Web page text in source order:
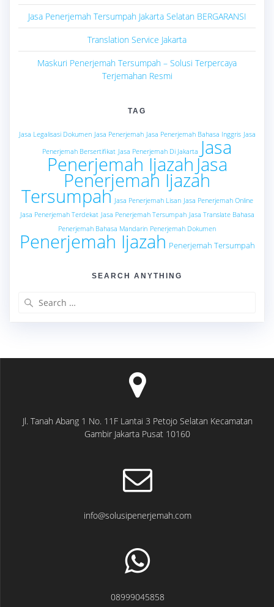
Jasa Penerjemah Tersumpah Jakarta Selatan BERGARANSI
Translation Service Jakarta
Maskuri Penerjemah Tersumpah – Solusi Terpercaya
Terjemahan Resmi
TAG
Jasa Legalisasi Dokumen Jasa Penerjemah Jasa Penerjemah Bahasa Inggris Jasa
Penerjemah Bersertifikat Jasa Penerjemah Di Jakarta Jasa
Penerjemah Ijazah Jasa
Penerjemah Ijazah
Tersumpah Jasa Penerjemah Lisan Jasa Penerjemah Online
Jasa Penerjemah Terdekat Jasa Penerjemah Tersumpah Jasa Translate Bahasa
Penerjemah Bahasa Mandarin Penerjemah Dokumen
Penerjemah Ijazah Penerjemah Tersumpah
SEARCH ANYTHING
Jl. Tanah Abang 1 No. 11F Lantai 3 Petojo Selatan Kecamatan
Gambir Jakarta Pusat 10160
info@solusipenerjemah.com
08999045858